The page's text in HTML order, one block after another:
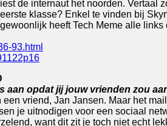
de internaut het noorden.
klasse? Enkel te vinden bij
heeft Tech Meme alle
93.html
aan opdat jij jouw vrienden zou
vriend, Jan Jansen. Maar het
je uitnodigen voor een sociaal
want dit zit je toch niet echt